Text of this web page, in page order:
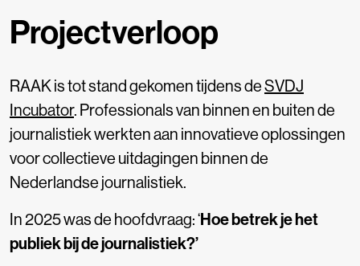
Projectverloop
RAAK is tot stand gekomen tijdens deSVDJ
Incubator. Professionals van binnen en buiten de
journalistiek werkten aan innovatieve oplossingen
voor collectieve uitdagingen binnen de
Nederlandse journalistiek.
In 2025 was de hoofdvraag: ‘Hoe betrek je het
publiek bij de journalistiek?’